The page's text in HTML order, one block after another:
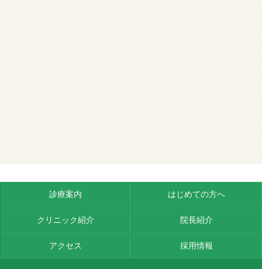
診療案内 はじめての方へ
クリニック紹介 院長紹介
アクセス 採用情報